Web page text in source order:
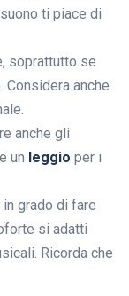
ti piace di
soprattutto se
Considera anche
anche gli
un leggio per i
grado di fare
si adatti
Ricorda che